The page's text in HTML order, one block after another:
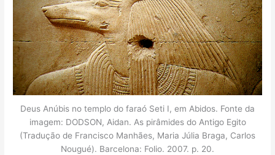
Deus Anúbis no templo do faraó Seti I, em Abidos. Fonte da
imagem: DODSON, Aidan. As pirâmides do Antigo Egito
(Tradução de Francisco Manhães, Maria Júlia Braga, Carlos
Nougué). Barcelona: Folio. 2007. p. 20.